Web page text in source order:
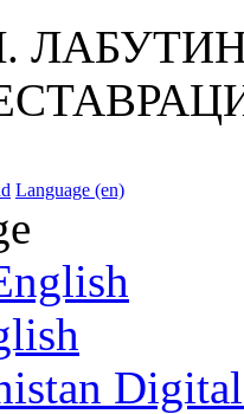
Л.
Language (en)